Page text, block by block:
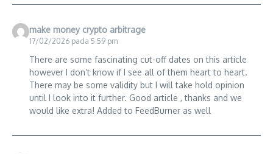
make money crypto arbitrage
17/02/2026 pada 5:59 pm
There are some fascinating cut-off dates on this article
however I don’t know if I see all of them heart to heart.
There may be some validity but I will take hold opinion
until I look into it further. Good article , thanks and we
would like extra! Added to FeedBurner as well